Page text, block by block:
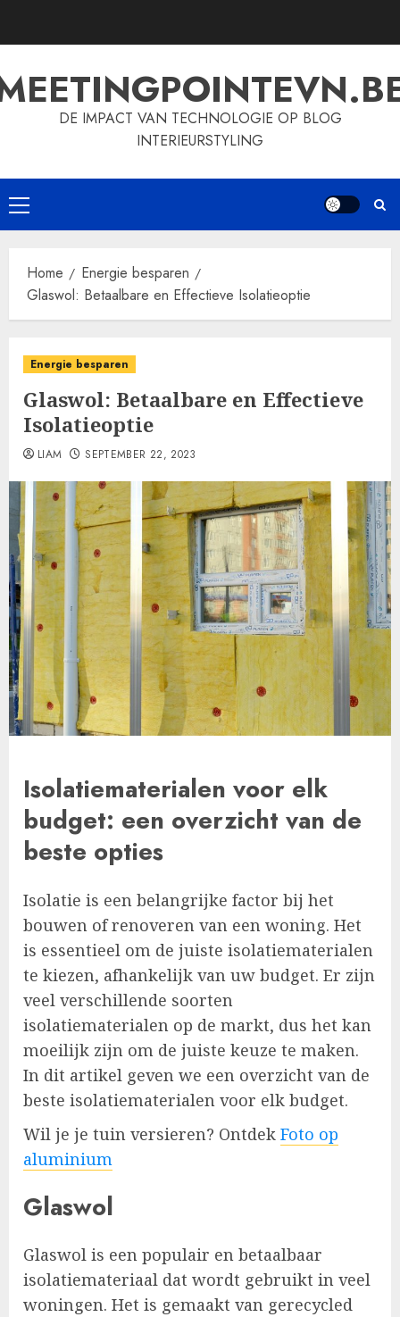
DE IMPACT VAN TECHNOLOGIE OP BLOG
INTERIEURSTYLING
Primary
Menu
Home
Energie besparen
Glaswol: Betaalbare en Effectieve Isolatieoptie
Energie besparen
Glaswol: Betaalbare en Effectieve
Isolatieoptie
LIAM SEPTEMBER 22, 2023
Isolatiematerialen voor elk
budget: een overzicht van de
beste opties
Isolatie is een belangrijke factor bij het
bouwen of renoveren van een woning. Het
is essentieel om de juiste isolatiematerialen
te kiezen, afhankelijk van uw budget. Er zijn
veel verschillende soorten
isolatiematerialen op de markt, dus het kan
moeilijk zijn om de juiste keuze te maken.
In dit artikel geven we een overzicht van de
beste isolatiematerialen voor elk budget.
Wil je je tuin versieren? Ontdek Foto op
aluminium
Glaswol
Glaswol is een populair en betaalbaar
isolatiemateriaal dat wordt gebruikt in veel
woningen. Het is gemaakt van gerecycled